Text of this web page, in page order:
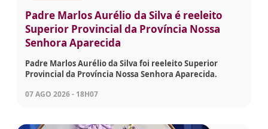
Padre Marlos Aurélio da Silva é reeleito
Superior Provincial da Província Nossa
Senhora Aparecida
Padre Marlos Aurélio da Silva foi reeleito Superior
Provincial da Província Nossa Senhora Aparecida.
07 AGO 2026 - 18H07